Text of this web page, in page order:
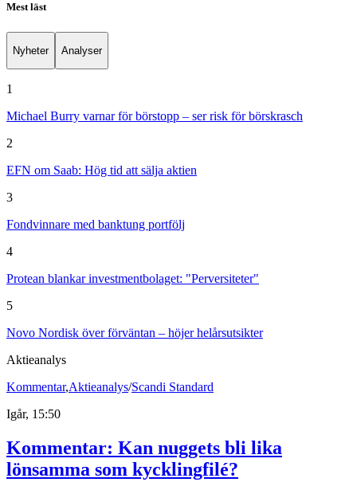
Mest läst
Nyheter Analyser
1
Michael Burry varnar för börstopp – ser risk för börskrasch
2
EFN om Saab: Hög tid att sälja aktien
3
Fondvinnare med banktung portfölj
4
Protean blankar investmentbolaget: "Perversiteter"
5
Novo Nordisk över förväntan – höjer helårsutsikter
Aktieanalys
Kommentar,Aktieanalys/Scandi Standard
Igår, 15:50
Kommentar: Kan nuggets bli lika
lönsamma som kycklingfilé?